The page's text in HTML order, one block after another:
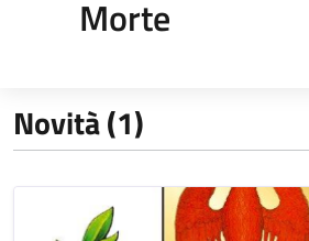
Morte
Novità (1)